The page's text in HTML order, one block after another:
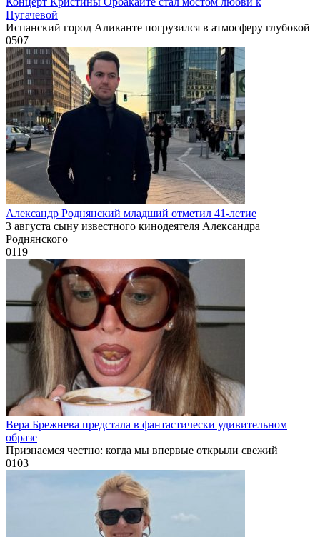
Пугачевой
Испанский город Аликанте погрузился в атмосферу глубокой
0507
Александр Роднянский младший отметил 41-летие
3 августа сыну известного кинодеятеля Александра
Роднянского
0119
Вера Брежнева предстала в фантастически удивительном
образе
Признаемся честно: когда мы впервые открыли свежий
0103